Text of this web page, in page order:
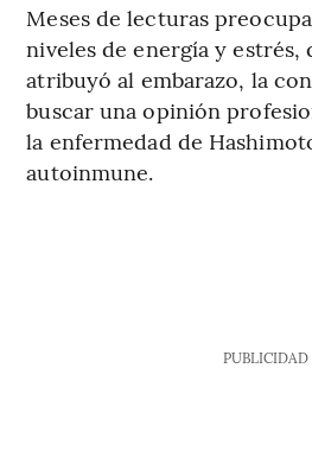
Meses de lecturas
niveles de energía y estrés,
atribuyó al embarazo, la
buscar una opinión
la enfermedad de
autoinmune.
PUBLICIDAD